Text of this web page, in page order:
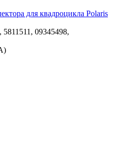
для квадроцикла Polaris
5811511, 09345498,